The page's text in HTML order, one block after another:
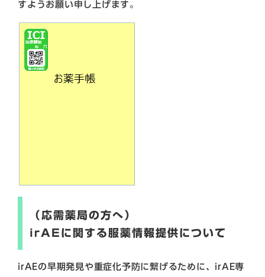
すようお願い申し上げます。
（応需薬局の方へ）
irAEに関する服薬情報提供について
irAEの早期発見や重症化予防に繋げるために、irAE専